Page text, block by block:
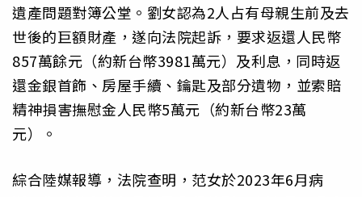
遺產問題對簿公堂。劉女認為2人占有母親生前及去
世後的巨額財產，遂向法院起訴，要求返還人民幣
857萬餘元（約新台幣3981萬元）及利息，同時返
還金銀首飾、房屋手續、鑰匙及部分遺物，並索賠
精神損害撫慰金人民幣5萬元（約新台幣23萬
元）。
綜合陸媒報導，法院查明，范女於2023年6月病